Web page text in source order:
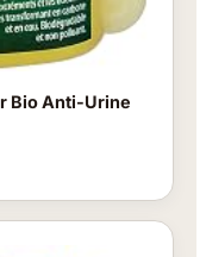
Bio Anti-Urine